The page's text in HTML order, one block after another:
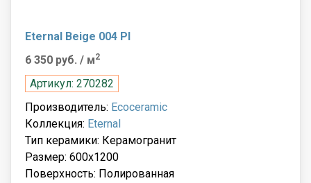
Eternal Beige 004 Pl
6 350 руб. / м2
Артикул: 270282
Производитель: Ecoceramic
Коллекция: Eternal
Тип керамики: Керамогранит
Размер: 600x1200
Поверхность: Полированная